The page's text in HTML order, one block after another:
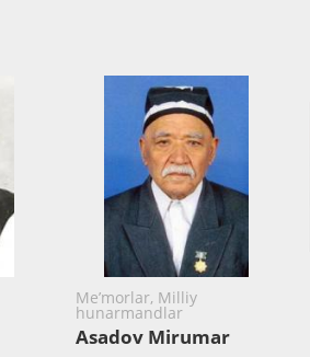
Me’morlar, Milliy
hunarmandlar
Asadov Mirumar